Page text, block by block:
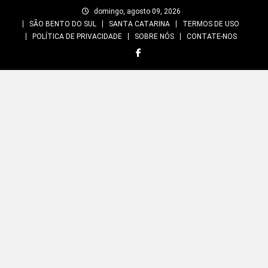
domingo, agosto 09, 2026
SÃO BENTO DO SUL
SANTA CATARINA
TERMOS DE USO
POLÍTICA DE PRIVACIDADE
SOBRE NÓS CONTATE-NOS